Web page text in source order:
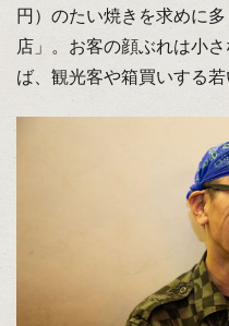
円）のたい焼きを求めに
店」。お客の顔ぶれは小
ば、観光客や箱買いする